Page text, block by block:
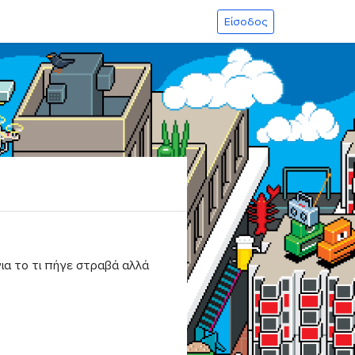
Είσοδος
το τι πήγε στραβά αλλά